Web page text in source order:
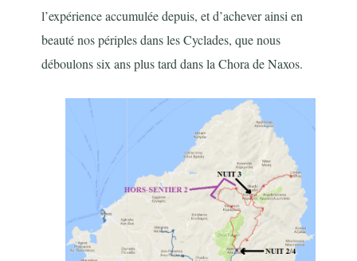
l’expérience accumulée depuis, et d’achever ainsi en
beauté nos périples dans les Cyclades, que nous
déboulons six ans plus tard dans la Chora de Naxos.